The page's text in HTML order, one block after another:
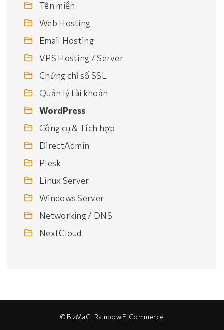
Tên miền
Web Hosting
Email Hosting
VPS Hosting / Server
Chứng chỉ số SSL
Quản lý tài khoản
WordPress
Công cụ & Tích hợp
DirectAdmin
Plesk
Linux Server
Windows Server
Networking / DNS
NextCloud
© BizMaC | Rainbow E-Commerce